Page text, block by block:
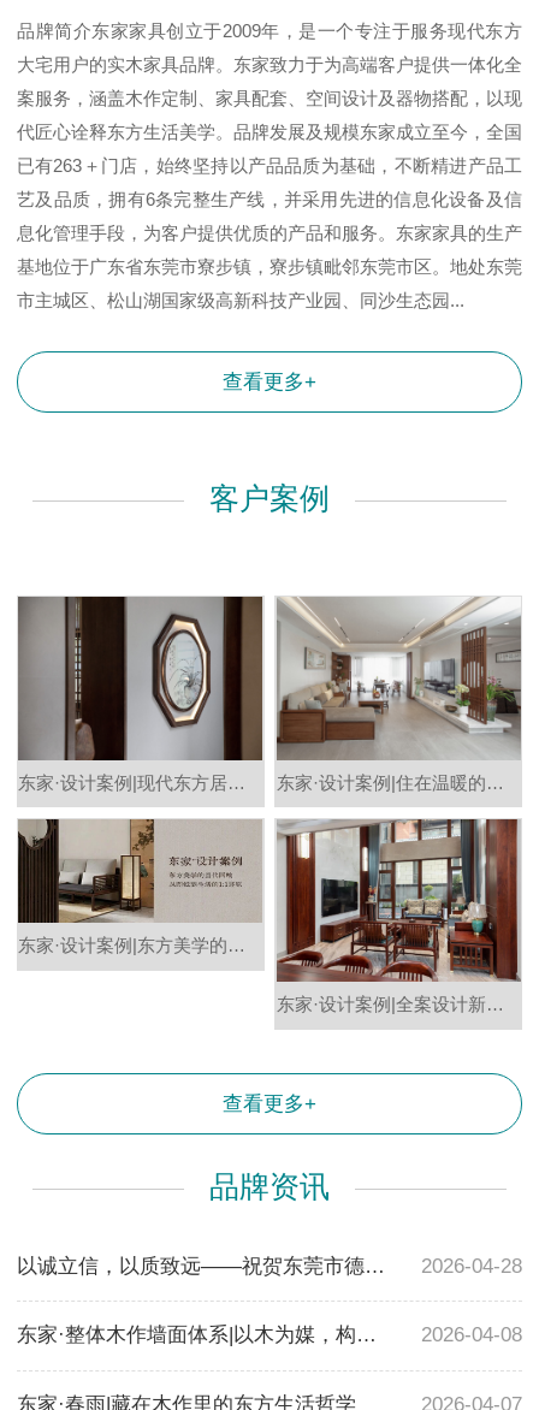
品牌简介东家家具创立于2009年，是一个专注于服务现代东方
大宅用户的实木家具品牌。东家致力于为高端客户提供一体化全
案服务，涵盖木作定制、家具配套、空间设计及器物搭配，以现
代匠心诠释东方生活美学。品牌发展及规模东家成立至今，全国
已有263＋门店，始终坚持以产品品质为基础，不断精进产品工
艺及品质，拥有6条完整生产线，并采用先进的信息化设备及信
息化管理手段，为客户提供优质的产品和服务。东家家具的生产
基地位于广东省东莞市寮步镇，寮步镇毗邻东莞市区。地处东莞
市主城区、松山湖国家级高新科技产业园、同沙生态园...
查看更多+
客户案例
东家·设计案例|现代东方居所1 ：1交付，木与木的兼容呈现全屋定制的多样性 东家·设计案例|住在温暖的木作居所，时光漫游
东家·设计案例|东方美学的当代回响，从图纸到生活的1:1还原
东家·设计案例|全案设计新章，诠释现代东方居所定义
查看更多+
品牌资讯
以诚立信，以质致远——祝贺东莞市德润家居有限公司（东家家具）荣获东莞市“诚信企业品质奖” 2026-04-28
东家·整体木作墙面体系|以木为媒，构筑现代东方大宅的立面美学 2026-04-08
东家·春雨|藏在木作里的东方生活哲学 2026-04-07